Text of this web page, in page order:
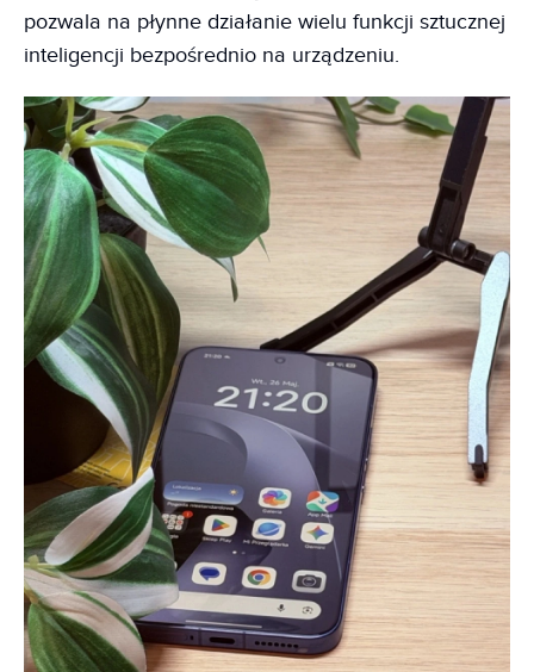
pozwala na płynne działanie wielu funkcji sztucznej
inteligencji bezpośrednio na urządzeniu.